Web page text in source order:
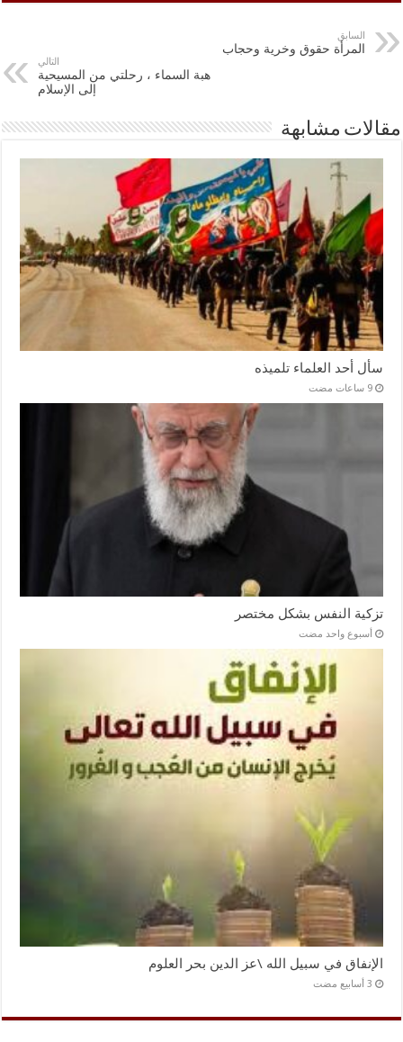
السابق
المرأة حقوق وخرية وحجاب
التالي
هبة السماء ، رحلتي من المسيحية
إلى الإسلام
مقالات مشابهة
سأل أحد العلماء تلميذه
‏9 ساعات مضت
تزكية النفس بشكل مختصر
‏أسبوع واحد مضت
الإنفاق في سبيل الله \عز الدين بحر العلوم